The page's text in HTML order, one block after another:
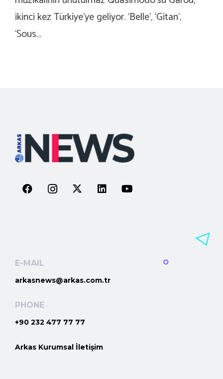
ikinci kez Türkiye’ye geliyor. ‘Belle’, ‘Gitan’,
‘Sous…
E-MAIL
arkasnews@arkas.com.tr
PHONE
+90 232 477 77 77
Arkas Kurumsal İletişim